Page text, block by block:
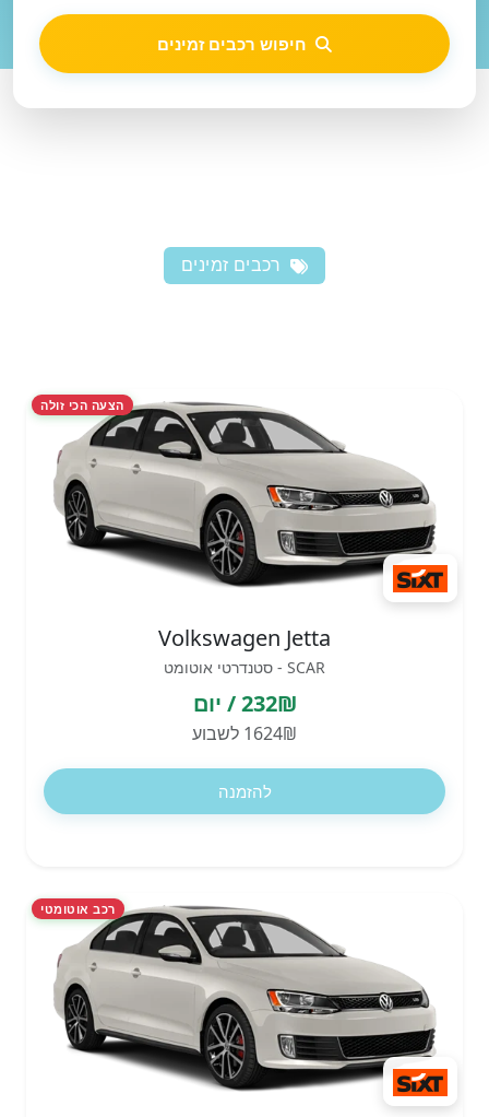
חיפוש רכבים זמינים
רכבים זמינים
הצעה הכי זולה
Volkswagen Jetta
SCAR - סטנדרטי אוטומט
232₪ / יום
1624₪ לשבוע
להזמנה
רכב אוטומטי